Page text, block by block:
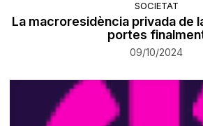
SOCIETAT
La macroresidència privada de
portes
09/10/2024